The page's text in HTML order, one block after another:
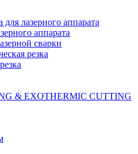
лазерного аппарата
аппарата
сварки
резка
& EXOTHERMIC CUTTING